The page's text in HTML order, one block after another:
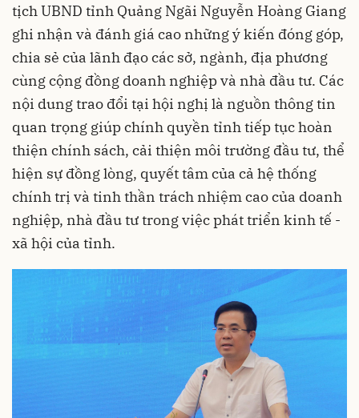
tịch UBND tỉnh Quảng Ngãi Nguyễn Hoàng Giang
ghi nhận và đánh giá cao những ý kiến đóng góp,
chia sẻ của lãnh đạo các sở, ngành, địa phương
cùng cộng đồng doanh nghiệp và nhà đầu tư. Các
nội dung trao đổi tại hội nghị là nguồn thông tin
quan trọng giúp chính quyền tỉnh tiếp tục hoàn
thiện chính sách, cải thiện môi trường đầu tư, thể
hiện sự đồng lòng, quyết tâm của cả hệ thống
chính trị và tinh thần trách nhiệm cao của doanh
nghiệp, nhà đầu tư trong việc phát triển kinh tế -
xã hội của tỉnh.